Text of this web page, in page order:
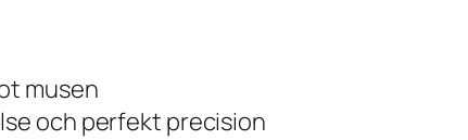
musen
och perfekt precision